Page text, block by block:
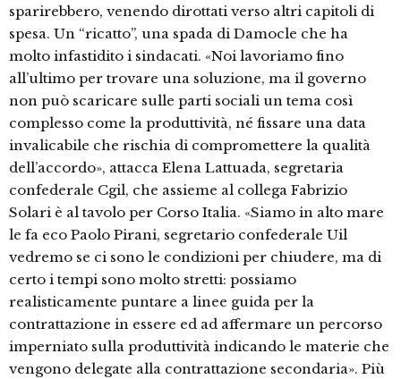
sparirebbero, venendo dirottati verso altri capitoli di
spesa. Un “ricatto”, una spada di Damocle che ha
molto infastidito i sindacati. «Noi lavoriamo fino
all’ultimo per trovare una soluzione, ma il governo
non può scaricare sulle parti sociali un tema così
complesso come la produttività, né fissare una data
invalicabile che rischia di compromettere la qualità
dell’accordo», attacca Elena Lattuada, segretaria
confederale Cgil, che assieme al collega Fabrizio
Solari è al tavolo per Corso Italia. «Siamo in alto mare
le fa eco Paolo Pirani, segretario confederale Uil
vedremo se ci sono le condizioni per chiudere, ma di
certo i tempi sono molto stretti: possiamo
realisticamente puntare a linee guida per la
contrattazione in essere ed ad affermare un percorso
imperniato sulla produttività indicando le materie che
vengono delegate alla contrattazione secondaria». Più